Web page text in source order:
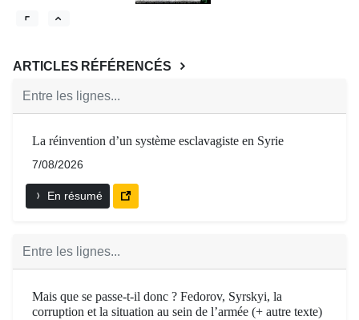
ARTICLES RÉFÉRENCÉS
Entre les lignes...
La réinvention d’un système esclavagiste en Syrie
7/08/2026
En résumé
Entre les lignes...
Mais que se passe-t-il donc ? Fedorov, Syrskyi, la
corruption et la situation au sein de l’armée (+ autre texte)